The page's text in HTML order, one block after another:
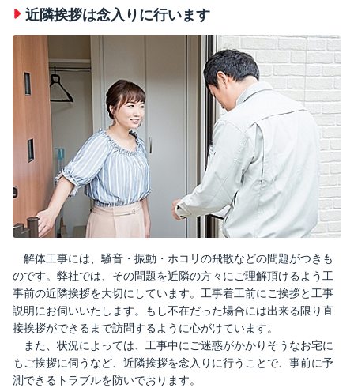
近隣挨拶は念入りに行います
解体工事には、騒音・振動・ホコリの飛散などの問題がつきも
のです。弊社では、その問題を近隣の方々にご理解頂けるよう工
事前の近隣挨拶を大切にしています。工事着工前にご挨拶と工事
説明にお伺いいたします。もし不在だった場合には出来る限り直
接挨拶ができるまで訪問するように心がけています。
また、状況によっては、工事中にご迷惑がかかりそうなお宅に
もご挨拶に伺うなど、近隣挨拶を念入りに行うことで、事前に予
測できるトラブルを防いでおります。